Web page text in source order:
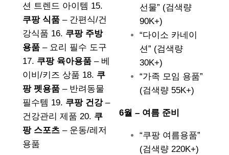
션 트렌드 아이템 15.
쿠팡 식품 – 간편식/건
강식품 16. 쿠팡 주방
용품 – 요리 필수 도구
17. 쿠팡 육아용품 – 베
이비/키즈 상품 18. 쿠
팡 펫용품 – 반려동물
필수템 19. 쿠팡 건강–
건강관리 제품 20. 쿠
팡 스포츠 – 운동/레저
용품
선물” (검색량
90K+)
“다이소 카네이
션” (검색량
30K+)
“가족 모임 용품”
(검색량 55K+)
6월 – 여름 준비
“쿠팡 여름용품”
(검색량 220K+)